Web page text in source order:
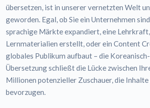
übersetzen, ist in unserer vernetzten Welt
geworden. Egal, ob Sie ein Unternehmen
sprachige Märkte expandiert, eine
Lernmaterialien erstellt, oder ein Content
globales Publikum aufbaut – die
Übersetzung schließt die Lücke zwischen
Millionen potenzieller Zuschauer, die
bevorzugen.